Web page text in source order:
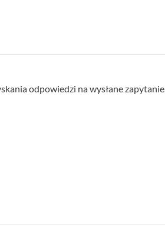
odpowiedzi na wysłane